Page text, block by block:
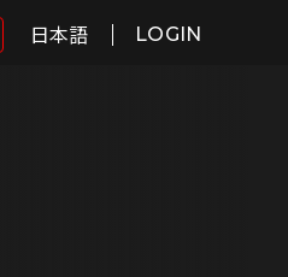
日本語 LOGIN